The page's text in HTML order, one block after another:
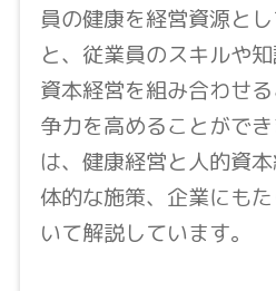
員の健康を経営資源と
と、従業員のスキルや
資本経営を組み合わせ
争力を高めることがで
は、健康経営と人的資
体的な施策、企業にも
いて解説しています。